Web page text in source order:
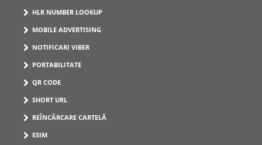
HLR NUMBER LOOKUP
MOBILE ADVERTISING
NOTIFICARI VIBER
PORTABILITATE
QR CODE
SHORT URL
REÎNCĂRCARE CARTELĂ
ESIM